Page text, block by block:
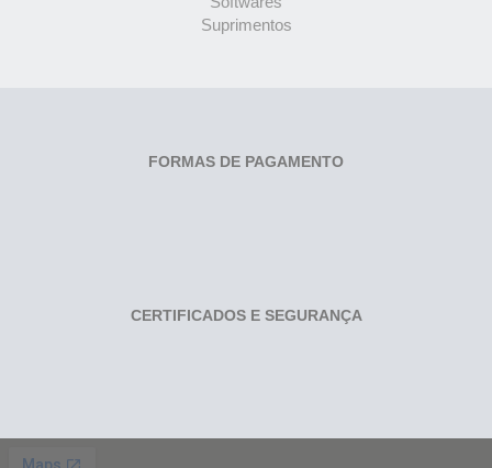
Suprimentos
FORMAS DE PAGAMENTO
CERTIFICADOS E SEGURANÇA